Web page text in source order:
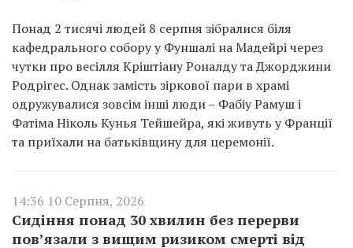
Понад 2 тисячі людей 8 серпня зібралися біля
кафедрального собору у Фуншалі на Мадейрі через
чутки про весілля Кріштіану Роналду та Джорджини
Родрігес. Однак замість зіркової пари в храмі
одружувалися зовсім інші люди – Фабіу Рамуш і
Фатіма Ніколь Кунья Тейшейра, які живуть у Франції
та приїхали на батьківщину для церемонії.
14:36 10 Серпня, 2026
Сидіння понад 30 хвилин без перерви
пов’язали з вищим ризиком смерті від